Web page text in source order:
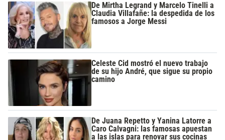
De Mirtha Legrand y Marcelo Tinelli a
Claudia Villafañe: la despedida de los
famosos a Jorge Messi
Celeste Cid mostró el nuevo trabajo
de su hijo André, que sigue su propio
camino
De Juana Repetto y Yanina Latorre a
Caro Calvagni: las famosas apuestan
a las islas para renovar sus cocinas